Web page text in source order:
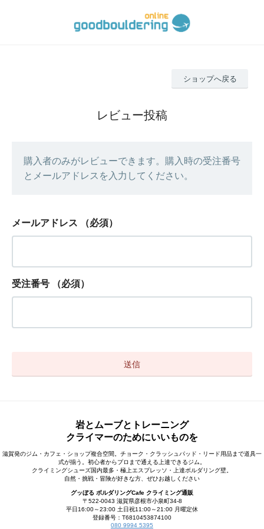
ショップへ戻る
レビュー投稿
購入者のみがレビューできます。購入時の受注番号
とメールアドレスを入力してください。
メールアドレス （必須）
受注番号 （必須）
岩とムーブとトレーニング
クライマーのためにいいものを
滋賀発のジム・カフェ・ショップ複合空間。チョーク・クラッシュパッド・リード用品まで道具一
式が揃う。初心者からプロまで通える上達できるジム。
クライミングシューズ国内最多・極上エスプレッソ・上達ボルダリング壁。
自然・挑戦・冒険が好きな方、ぜひお越しください
グッぼる ボルダリングCafe クライミング通販
〒522-0043 滋賀県彦根市小泉町34-8
平日16:00～23:00 土日祝11:00～21:00 月曜定休
登録番号：T6810453874100
080 9994 5395